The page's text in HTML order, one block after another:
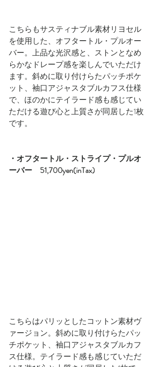
こちらもサスティナブル素材リヨセル
を使用した、オフタートル・プルオー
バー。上品な光沢感と、ストンとなめ
らかなドレープ感を楽しんでいただけ
ます。斜めに取り付けらたパッチポケ
ット、袖口アジャスタブルカフス仕様
で、ほのかにテイラード感も感じてい
ただける遊び心と上質さが同居した1枚
です。
・オフタートル・ストライプ・プルオ
ーバー　51,700yen(inTax)
こちらはパリッとしたコットン素材ヴ
ァージョン。斜めに取り付けらたパッ
チポケット、袖口アジャスタブルカフ
ス仕様。テイラード感も感じていただ